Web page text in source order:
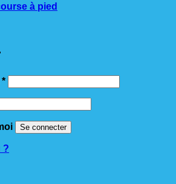
à pied
*Obligatoire
Se connecter
?